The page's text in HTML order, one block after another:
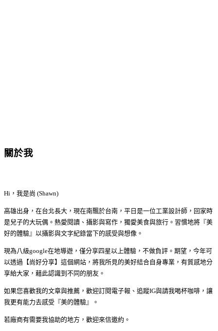
關於我
Hi，我是尚 (Shawn)
高雄出身，在台北長大，現在南飄於台南，平日是一位工業設計師，回家時
是兒子的大玩偶。熱愛閱讀、攝影與寫作，獨愛美食與旅行。習慣地將『美
好的體驗』以攝影與文字紀錄當下的感受與想像。
現為八級google在地導遊，僅分享四星以上體驗，不做負評。期望，今年可
以透過【尚好分享】這個網站，將我所見的美好結合自身專業，有質感地分
享給大家，藉此認識到不同的朋友。
如果您喜歡我的文章與推薦，歡迎訂閱電子報、追蹤IG與請我喝杯咖啡，讓
我更有能力去感受『美的體驗』。
若廠商有需要我協助的地方，歡迎來信邀約。